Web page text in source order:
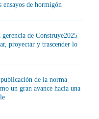
de hormigón
de Construye2025
proyectar y trascender lo
de la norma
un gran avance hacia una